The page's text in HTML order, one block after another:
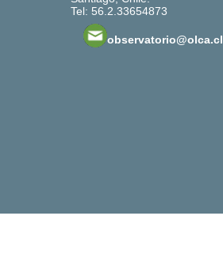
Tel: 56.2.33654873
observatorio@olca.cl